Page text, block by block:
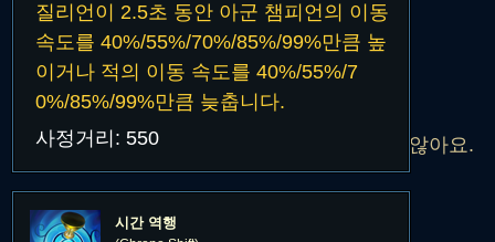
질리언이 2.5초 동안 아군 챔피언의 이동
속도를 40%/55%/70%/85%/99%만큼 높
이거나 적의 이동 속도를 40%/55%/7
0%/85%/99%만큼 늦춥니다.
사정거리: 550
하지만 Q와 W가 더욱더 중요하기 때문에!
마지막으로 스킬을 찍어줍니다
W를 쓰게되면 어짜피 같이 쿨이 줄기때문에
1렙E의 쿨타임인 15초가 그렇게 체감은 되지 않아요.
시간 역행
질리언의 꽃이라 볼 수 있는
R 궁극기 입니다